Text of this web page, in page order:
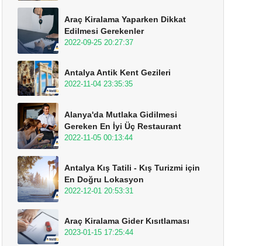
Araç Kiralama Yaparken Dikkat
Edilmesi Gerekenler
2022-09-25 20:27:37
Antalya Antik Kent Gezileri
2022-11-04 23:35:35
Alanya'da Mutlaka Gidilmesi
Gereken En İyi Üç Restaurant
2022-11-05 00:13:44
Antalya Kış Tatili - Kış Turizmi için
En Doğru Lokasyon
2022-12-01 20:53:31
Araç Kiralama Gider Kısıtlaması
2023-01-15 17:25:44